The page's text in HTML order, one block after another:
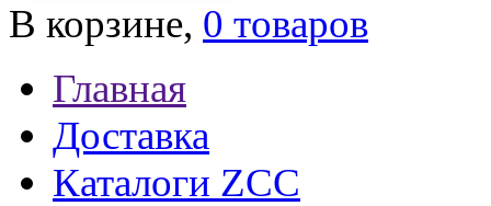
В корзине, 0 товаров
Главная
Доставка
Каталоги ZCC